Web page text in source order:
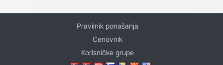
Pravilnik ponašanja
Cenovnik
Korisničke grupe